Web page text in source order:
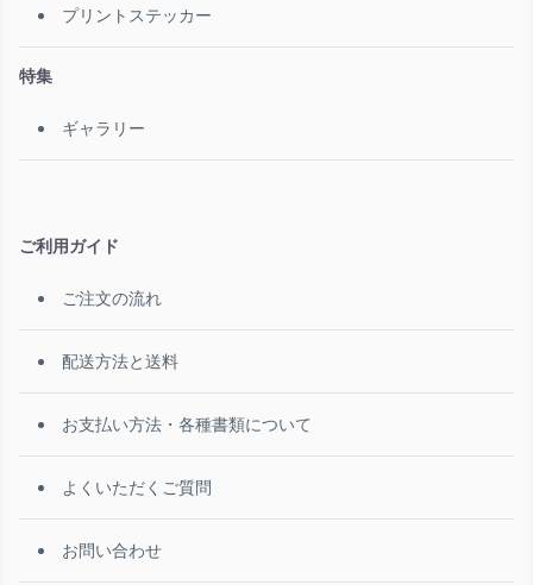
プリントステッカー
特集
ギャラリー
ご利用ガイド
ご注文の流れ
配送方法と送料
お支払い方法・各種書類について
よくいただくご質問
お問い合わせ